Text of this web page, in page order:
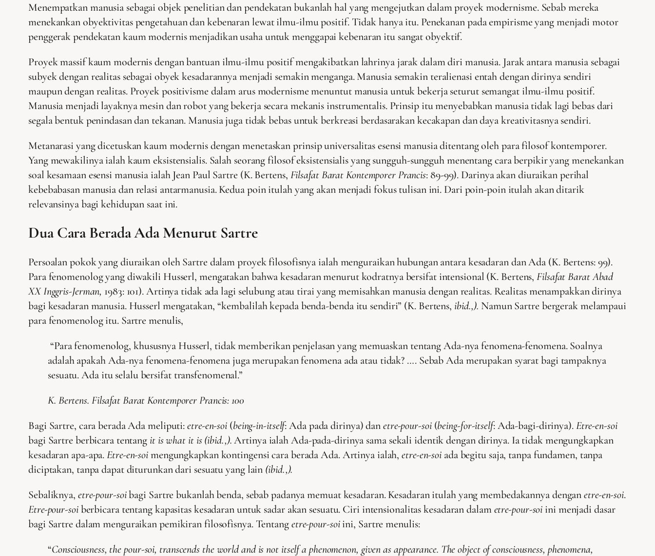
Menempatkan manusia sebagai objek penelitian dan pendekatan bukanlah hal yang mengejutkan dalam proyek modernisme. Sebab mereka
menekankan obyektivitas pengetahuan dan kebenaran lewat ilmu-ilmu positif. Tidak hanya itu. Penekanan pada empirisme yang menjadi motor
penggerak pendekatan kaum modernis menjadikan usaha untuk menggapai kebenaran itu sangat obyektif.
Proyek massif kaum modernis dengan bantuan ilmu-ilmu positif mengakibatkan lahrinya jarak dalam diri manusia. Jarak antara manusia sebagai
subyek dengan realitas sebagai obyek kesadarannya menjadi semakin menganga. Manusia semakin teralienasi entah dengan dirinya sendiri
maupun dengan realitas. Proyek positivisme dalam arus modernisme menuntut manusia untuk bekerja seturut semangat ilmu-ilmu positif.
Manusia menjadi layaknya mesin dan robot yang bekerja secara mekanis instrumentalis. Prinsip itu menyebabkan manusia tidak lagi bebas dari
segala bentuk penindasan dan tekanan. Manusia juga tidak bebas untuk berkreasi berdasarakan kecakapan dan daya kreativitasnya sendiri.
Metanarasi yang dicetuskan kaum modernis dengan menetaskan prinsip universalitas esensi manusia ditentang oleh para filosof kontemporer.
Yang mewakilinya ialah kaum eksistensialis. Salah seorang filosof eksistensialis yang sungguh-sungguh menentang cara berpikir yang menekankan
soal kesamaan esensi manusia ialah Jean Paul Sartre (K. Bertens, Filsafat Barat Kontemporer Prancis: 89-99). Darinya akan diuraikan perihal
kebebabasan manusia dan relasi antarmanusia. Kedua poin itulah yang akan menjadi fokus tulisan ini. Dari poin-poin itulah akan ditarik
relevansinya bagi kehidupan saat ini.
Dua Cara Berada Ada Menurut Sartre
Persoalan pokok yang diuraikan oleh Sartre dalam proyek filosofisnya ialah menguraikan hubungan antara kesadaran dan Ada (K. Bertens: 99).
Para fenomenolog yang diwakili Husserl, mengatakan bahwa kesadaran menurut kodratnya bersifat intensional (K. Bertens,Filsafat Barat Abad
XX Inggris-Jerman, 1983: 101). Artinya tidak ada lagi selubung atau tirai yang memisahkan manusia dengan realitas. Realitas menampakkan dirinya
bagi kesadaran manusia. Husserl mengatakan, “kembalilah kepada benda-benda itu sendiri” (K. Bertens, ibid.,). Namun Sartre bergerak melampaui
para fenomenolog itu. Sartre menulis,
“Para fenomenolog, khususnya Husserl, tidak memberikan penjelasan yang memuaskan tentang Ada-nya fenomena-fenomena. Soalnya
adalah apakah Ada-nya fenomena-fenomena juga merupakan fenomena ada atau tidak? …. Sebab Ada merupakan syarat bagi tampaknya
sesuatu. Ada itu selalu bersifat transfenomenal.”
K. Bertens. Filsafat Barat Kontemporer Prancis: 100
Bagi Sartre, cara berada Ada meliputi:etre-en-soi (being-in-itself: Ada pada dirinya) danetre-pour-soi(being-for-itself: Ada-bagi-dirinya).Etre-en-soi
bagi Sartre berbicara tentang it is what it is (ibid.,).Artinya ialah Ada-pada-dirinya sama sekali identik dengan dirinya. Ia tidak mengungkapkan
kesadaran apa-apa.Etre-en-soimengungkapkan kontingensi cara berada Ada. Artinya ialah,etre-en-soi ada begitu saja, tanpa fundamen, tanpa
diciptakan, tanpa dapat diturunkan dari sesuatu yang lain (ibid.,).
Sebaliknya, etre-pour-soibagi Sartre bukanlah benda, sebab padanya memuat kesadaran. Kesadaran itulah yang membedakannya denganetre-en-soi.
Etre-pour-soiberbicara tentang kapasitas kesadaran untuk sadar akan sesuatu. Ciri intensionalitas kesadaran dalametre-pour-soiini menjadi dasar
bagi Sartre dalam menguraikan pemikiran filosofisnya. Tentangetre-pour-soiini, Sartre menulis:
“Consciousness, the pour-soi, transcends the world and is not itself a phenomenon, given as appearance. The object of consciousness, phenomena,